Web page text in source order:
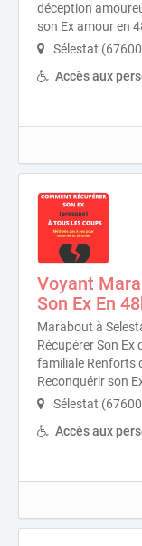
déception
son Ex amour en
Sélestat
Accès aux
Voyant
Son Ex En
Marabout à
Récupérer Son
familiale Renforts
Reconquérir son
Sélestat
Accès aux